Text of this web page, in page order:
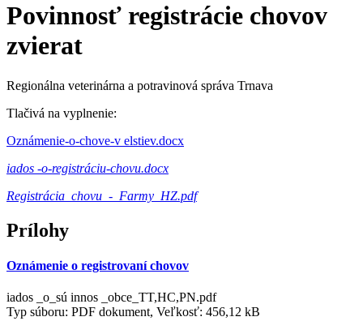
Povinnosť registrácie chovov
zvierat
Regionálna veterinárna a potravinová správa Trnava
Tlačivá na vyplnenie:
Oznámenie-o-chove-v elstiev.docx
iados -o-registráciu-chovu.docx
Registrácia_chovu_-_Farmy_HZ.pdf
Prílohy
Oznámenie o registrovaní chovov
iados _o_sú innos _obce_TT,HC,PN.pdf
Typ súboru: PDF dokument, Veľkosť: 456,12 kB